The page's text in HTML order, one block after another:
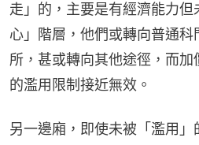
走」的，主要是有經濟能力
心」階層，他們或轉向普通
所，甚或轉向其他途徑，而
的濫用限制接近無效。
另一邊廂，即使未被「濫用